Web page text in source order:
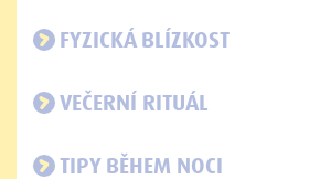
FYZICKÁ BLÍZKOST
VEČERNÍ RITUÁL
TIPY BĚHEM NOCI